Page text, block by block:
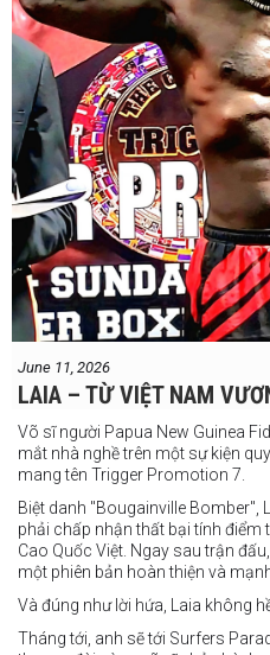
June 11, 2026
LAIA – TỪ VIỆT NAM
Võ sĩ người Papua New Guinea
mắt nhà nghề trên một sự kiện
mang tên Trigger Promotion 7.
Biệt danh "Bougainville Bomber",
phải chấp nhận thất bại tính
Cao Quốc Việt. Ngay sau trận
một phiên bản hoàn thiện và
Và đúng như lời hứa, Laia không
Tháng tới, anh sẽ tới Surfers